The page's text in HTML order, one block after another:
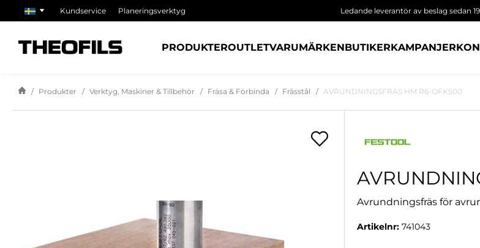
Kundservice Planeringsverktyg Ledande leverantör av beslag sedan
PRODUKTEROUTLETVARUMÄRKENBUTIKERKAMPANJER
Produkter Verktyg, Maskiner & Tillbehör Fräsa & Förbinda Frässtål AVRUNDNINGSFRÄS HM R6-OFK500
Avrundningsfräs för
Artikelnr:741043